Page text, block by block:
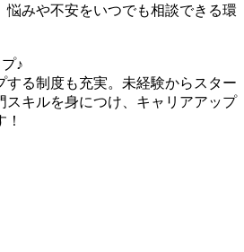
悩みや不安をいつでも相談できる環
♪
する制度も充実。未経験からスター
スキルを身につけ、キャリアアップ